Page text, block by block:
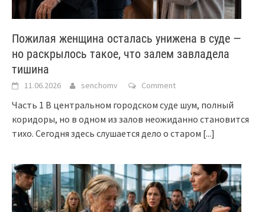
Пожилая женщина осталась унижена в суде —
но раскрылось такое, что залем завладела
тишина
11.06.2026 senchomv Comment
Часть 1 В центральном городском суде шум, полный
коридоры, но в одном из залов неожиданно становится
тихо. Сегодня здесь слушается дело о старом [...]